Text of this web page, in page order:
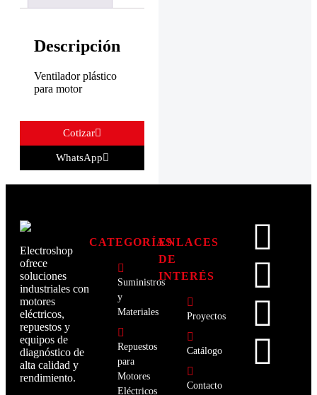
Descripción
Ventilador plástico
para motor
Cotizar
WhatsApp
Electroshop
ofrece
soluciones
industriales con
motores
eléctricos,
repuestos y
equipos de
diagnóstico de
alta calidad y
rendimiento.
CATEGORÍAS
Suministros
y
Materiales
Repuestos
para
Motores
Eléctricos
ENLACES
DE
INTERÉS
Proyectos
Catálogo
Contacto